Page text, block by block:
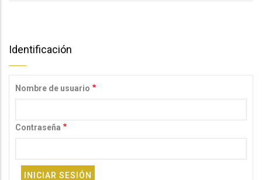
Identificación
Nombre de usuario
Contraseña